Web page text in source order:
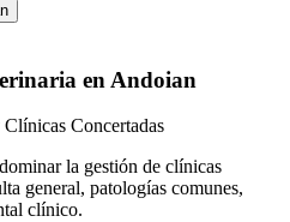
en Andoian
Concertadas
la gestión de clínicas
general, patologías comunes,
clínico.